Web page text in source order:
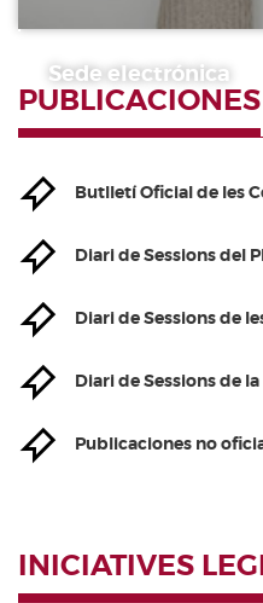
Sede electrónica
PUBLICACIONES
Butlletí Oficial de les
Diari de Sessions del
Diari de Sessions de
Diari de Sessions de
Publicaciones no
INICIATIVES